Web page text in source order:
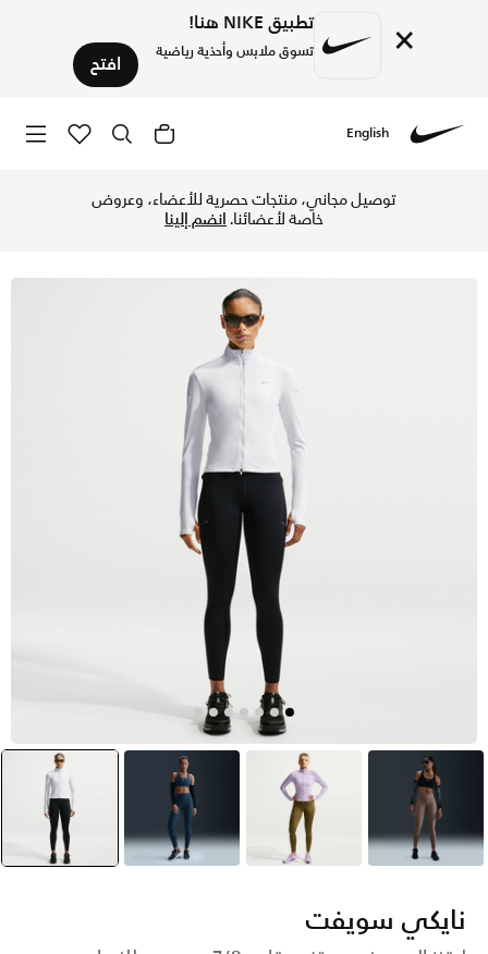
× تطبيق NIKE هنا!
تسوق ملابس وأحذية رياضية افتح
English
توصيل مجاني، منتجات حصرية للأعضاء، وعروض
خاصة لأعضائنا.انضم إلينا
بنى أخضر أزرق أسود
نايكي سويفت